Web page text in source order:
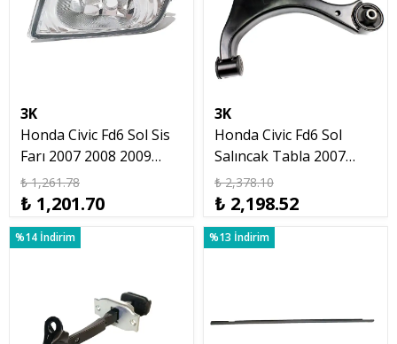
3K
Honda Civic Fd6 Sol Sis
Farı 2007 2008 2009
Makyajsız Kasa
₺ 1,261.78
₺ 1,201.70
3K
Honda Civic Fd6 Sol
Salıncak Tabla 2007
2012
₺ 2,378.10
₺ 2,198.52
%14 İndirim %13 İndirim